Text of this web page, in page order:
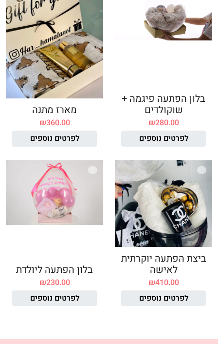
בלון הפתעה פיגמה +
שוקולדים
₪280.00
לפרטים נוספים
מארז מתנה
₪360.00
לפרטים נוספים
ביצת הפתעה יוקרתית
לאישה
₪410.00
לפרטים נוספים
בלון הפתעה ליולדת
₪230.00
לפרטים נוספים